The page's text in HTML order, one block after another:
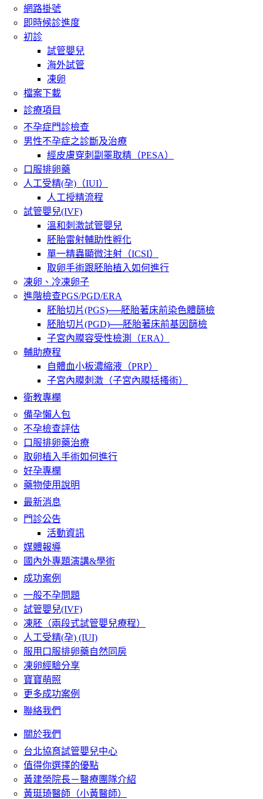
網路掛號
即時候診進度
初診
試管嬰兒
海外試管
凍卵
檔案下載
診療項目
不孕症門診檢查
男性不孕症之診斷及治療
經皮膚穿刺副睪取精（PESA）
口服排卵藥
人工受精(孕)（IUI）
人工授精流程
試管嬰兒(IVF)
溫和刺激試管嬰兒
胚胎雷射輔助性孵化
單一精蟲顯微注射（ICSI）
取卵手術跟胚胎植入如何進行
凍卵、冷凍卵子
進階檢查PGS/PGD/ERA
胚胎切片(PGS)──胚胎著床前染色體篩檢
胚胎切片(PGD)──胚胎著床前基因篩檢
子宮內膜容受性檢測（ERA）
輔助療程
自體血小板濃縮液（PRP）
子宮內膜刺激（子宮內膜括搔術）
衛教專欄
備孕懶人包
不孕檢查評估
口服排卵藥治療
取卵植入手術如何進行
好孕專欄
藥物使用說明
最新消息
門診公告
活動資訊
媒體報導
國內外專題演講&學術
成功案例
一般不孕問題
試管嬰兒(IVF)
凍胚（兩段式試管嬰兒療程）
人工受精(孕) (IUI)
服用口服排卵藥自然同房
凍卵經驗分享
寶寶萌照
更多成功案例
聯絡我們
關於我們
台北協育試管嬰兒中心
值得你選擇的優點
黃建榮院長－醫療團隊介紹
黃珽琦醫師（小黃醫師）